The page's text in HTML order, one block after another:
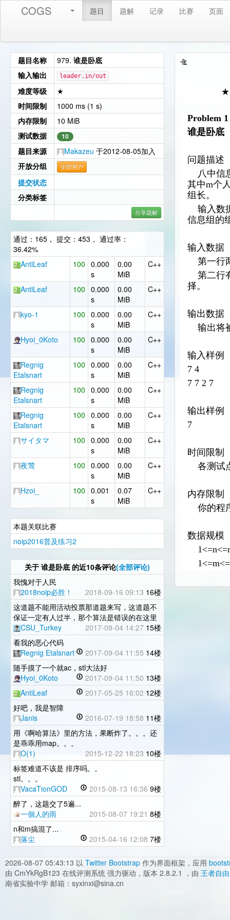
COGS 题目 题解 记录 比赛 页面
题目名称 979. 谁是卧底
输入输出
leader.in/out
难度等级
★
时间限制
1000 ms (1 s)
内存限制
10 MiB
测试数据
10
题目来源 Makazeu 于2012-08-05加入
开放分组
全部用户
提交状态
分类标签
分享题解
通过：165， 提交：453， 通过率：
36.42%
AntiLeaf
100 0.000
s
0.00
MiB
C++
AntiLeaf 100 0.000
s
0.00
MiB
C++
kyo-1 100 0.000
s
0.00
MiB
C++
Hyoi_0Koto 100 0.000
s
0.00
MiB
C++
Regnig
Etalsnart
100 0.000
s
0.00
MiB
C++
Regnig
Etalsnart
100 0.000
s
0.00
MiB
C++
Regnig
Etalsnart
100 0.000
s
0.00
MiB
C++
サイタマ 100 0.000
s
0.00
MiB
C++
夜莺 100 0.000
s
0.00
MiB
C++
Hzoi_ 100 0.001
s
0.07
MiB
C++
本题关联比赛
noip2016普及练习2
关于 谁是卧底 的近10条评论(全部评论)
我愧对于人民
2018noip必胜！
2018-09-16 09:13 16楼
这道题不能用活动投票那道题来写，这道题不
保证一定有人过半，那个算法是错误的在这里
CSU_Turkey
2017-09-04 14:27 15楼
看我的恶心代码
Regnig Etalsnart
2017-09-04 11:55 14楼
随手摸了一个就ac，stl大法好
Hyoi_0Koto
2017-09-04 11:50 13楼
AntiLeaf
2017-05-25 16:02 12楼
好吧，我是智障
Janis
2016-07-19 18:58 11楼
用《啊哈算法》里的方法，果断炸了。。。还
是乖乖用map。。。
O(1)
2015-12-22 18:23 10楼
标签难道不该是 排序吗。。
stl。。。
VacaTionGOD
2015-08-13 16:36 9楼
醉了，这题交了5遍...
一個人的雨
2015-08-07 19:21 8楼
n和m搞混了...
落尘
2015-04-16 12:08 7楼
★
Problem
谁是卧底
问题描述
八中信
其中m个
组长。
输入数
信息组的
输入数据
第一行
第二行
择。
输出数据
输出将
输入样例
7 4
7 7 2 7
输出样例
7
时间限制
各测试
内存限制
你的程
数据规模
2026-08-07 05:43:13 以 Twitter Bootstrap 作为界面框架，应用
由 CmYkRgB123 在线评测系统 强力驱动，版本 2.8.2.1 ，由 王者自由
南省实验中学 邮箱：syxinxi@sina.cn